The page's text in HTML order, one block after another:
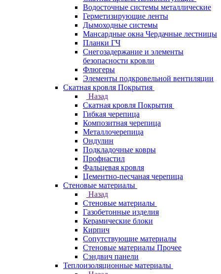
Водосточные системы металлические
Герметизирующие ленты
Дымоходные системы
Мансардные окна Чердачные лестницы
Планки ГЧ
Снегозадержание и элементы
безопасности кровли
Флюгеры
Элементы подкровельной вентиляции
Скатная кровля Покрытия
Назад
Скатная кровля Покрытия
Гибкая черепица
Композитная черепица
Металлочерепица
Ондулин
Подкладочные ковры
Профнастил
Фальцевая кровля
Цементно-песчаная черепица
Стеновые материалы
Назад
Стеновые материалы
Газобетонные изделия
Керамические блоки
Кирпич
Сопутствующие материалы
Стеновые материалы Прочее
Сэндвич панели
Теплоизоляционные материалы